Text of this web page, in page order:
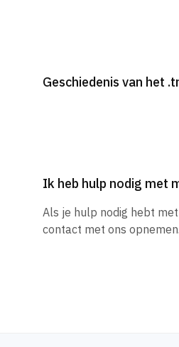
Geschiedenis van het
Ik heb hulp nodig met
Als je hulp nodig hebt
contact met ons